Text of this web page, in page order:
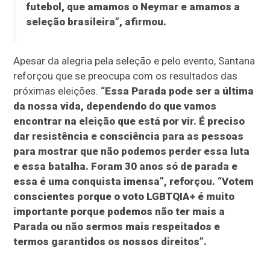
futebol, que amamos o Neymar e amamos a
seleção brasileira”, afirmou.
Apesar da alegria pela seleção e pelo evento, Santana
reforçou que se preocupa com os resultados das
próximas eleições. “Essa Parada pode ser a última
da nossa vida, dependendo do que vamos
encontrar na eleição que está por vir. É preciso
dar resistência e consciência para as pessoas
para mostrar que não podemos perder essa luta
e essa batalha. Foram 30 anos só de parada e
essa é uma conquista imensa”, reforçou. “Votem
conscientes porque o voto LGBTQIA+ é muito
importante porque podemos não ter mais a
Parada ou não sermos mais respeitados e
termos garantidos os nossos direitos”.